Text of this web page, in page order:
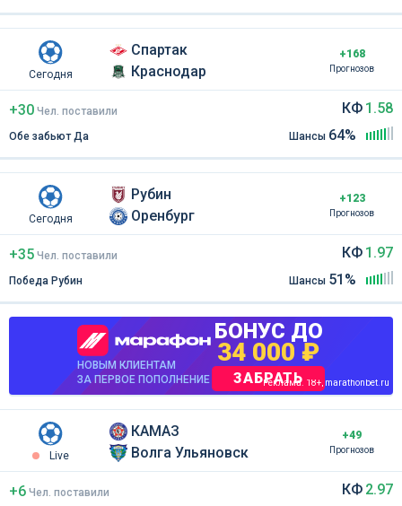
Сегодня
Спартак
Краснодар
+168
Прогнозов
+30 Чел поставили
Обе забьют Да
КФ 1.58
Шансы 64%
Сегодня
Рубин
Оренбург
+123
Прогнозов
+35 Чел поставили
Победа Рубин
КФ 1.97
Шансы 51%
НОВЫМ КЛИЕНТАМ
ЗА ПЕРВОЕ ПОПОЛНЕНИЕ
БОНУС ДО
34 000 ₽
ЗАБРАТЬ
Реклама. 18+, marathonbet.ru
Live
КАМАЗ
Волга Ульяновск
+49
Прогнозов
+6 Чел поставили
КФ 2.97